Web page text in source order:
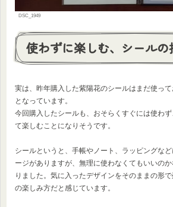
DSC_1949
使わずに楽しむ、シールの
実は、昨年購入した紫陽花のシールはまだ使っ
となっています。
今回購入したシールも、おそらくすぐには使わ
て楽しむことになりそうです。
シールというと、手帳やノート、ラッピングな
ージがありますが、無理に使わなくてもいいの
りました。気に入ったデザインをそのままの形
の楽しみ方だと感じています。